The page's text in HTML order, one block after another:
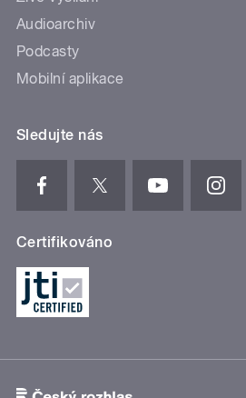
Audioarchiv
Podcasty
Mobilní aplikace
Sledujte nás
Certifikováno